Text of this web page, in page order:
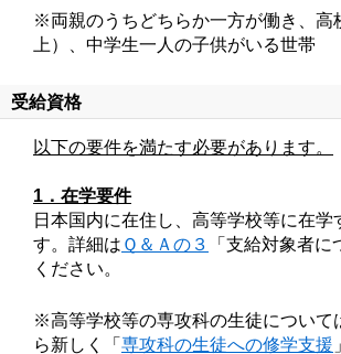
※両親のうちどちらか一方が働き、高
上）、中学生一人の子供がいる世帯
受給資格
以下の要件を満たす必要があります。
1．在学要件
日本国内に在住し、高等学校等に在学
す。詳細は Ｑ＆Ａの３
「支給対象者
ください。
※高等学校等の専攻科の生徒について
ら新しく「 専攻科の生徒への修学支援